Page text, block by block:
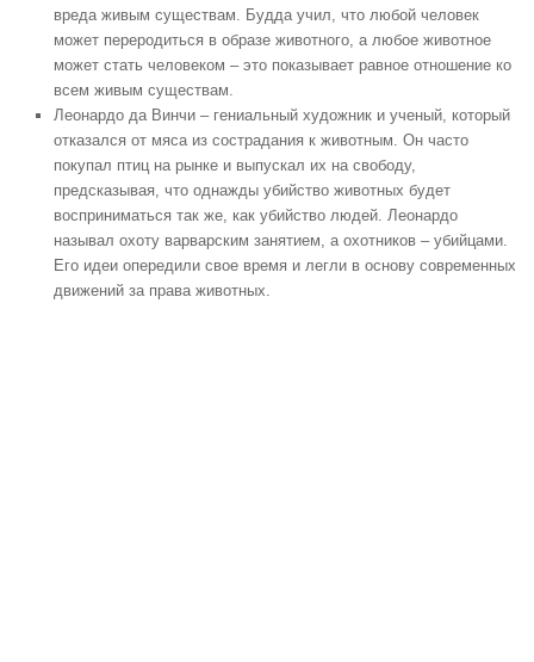
вреда живым существам. Будда учил, что любой человек
может переродиться в образе животного, а любое животное
может стать человеком – это показывает равное отношение ко
всем живым существам.
Леонардо да Винчи – гениальный художник и ученый, который
отказался от мяса из сострадания к животным. Он часто
покупал птиц на рынке и выпускал их на свободу,
предсказывая, что однажды убийство животных будет
восприниматься так же, как убийство людей. Леонардо
называл охоту варварским занятием, а охотников – убийцами.
Его идеи опередили свое время и легли в основу современных
движений за права животных.